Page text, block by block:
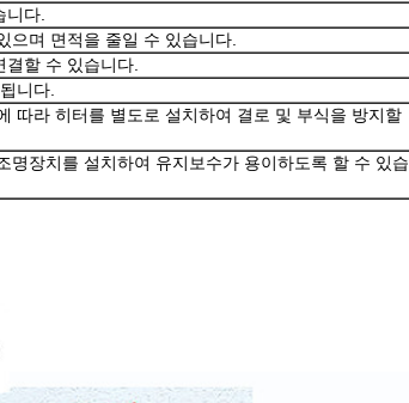
다.
으며 면적을 줄일 수 있습니다.
할 수 있습니다.
니다.
따라 히터를 별도로 설치하여 결로 및 부식을 방지할
명장치를 설치하여 유지보수가 용이하도록 할 수 있습